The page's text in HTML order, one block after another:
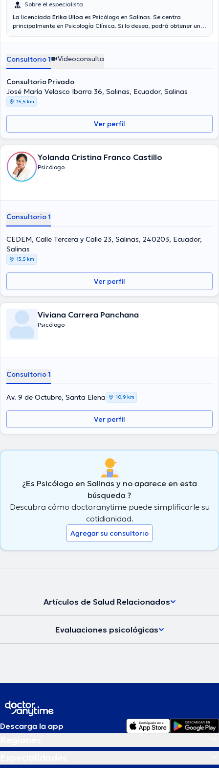
Sobre el especialista
La licenciada Erika Ulloa es Psicólogo en Salinas. Se centra
principalmente en Psicología Clínica. Si lo desea, podrá obtener una
licenciada Erika Ulloa es de $35.
Consultorio 1 Videoconsulta
Consultorio Privado
José María Velasco Ibarra 36, Salinas, Ecuador, Salinas
15,5 km
Ver perfil
Yolanda Cristina Franco Castillo
Psicólogo
Consultorio 1
CEDEM, Calle Tercera y Calle 23, Salinas, 240203, Ecuador,
Salinas
13,5 km
Ver perfil
Viviana Carrera Panchana
Psicólogo
Consultorio 1
Av. 9 de Octubre, Santa Elena 10,9 km
Ver perfil
¿Es Psicólogo en Salinas y no aparece en esta
búsqueda ?
Descubra cómo doctoranytime puede simplificarle su
cotidianidad.
Agregar su consultorio
Artículos de Salud Relacionados
Evaluaciones psicológicas
Descarga la app